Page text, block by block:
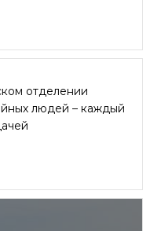
отделении
людей – каждый